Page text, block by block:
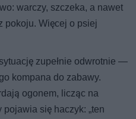
warczy, szczeka, a nawet
pokoju. Więcej o psiej
zupełnie odwrotnie —
kompana do zabawy.
ogonem, licząc na
się haczyk: „ten